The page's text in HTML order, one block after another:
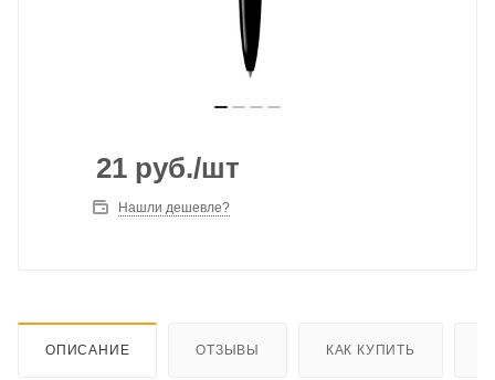
21 руб./шт
Нашли дешевле?
ОПИСАНИЕ ОТЗЫВЫ КАК КУПИТЬ